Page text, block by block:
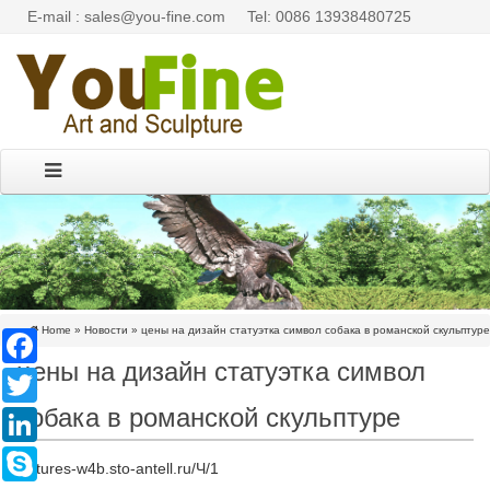
E-mail : sales@you-fine.com Tel: 0086 13938480725
Home » Новости » цены на дизайн статуэтка символ собака в романской скульптуре
цены на дизайн статуэтка символ
собака в романской скульптуре
pictures-w4b.sto-antell.ru/Ч/1
Facebook
Twitter
LinkedIn